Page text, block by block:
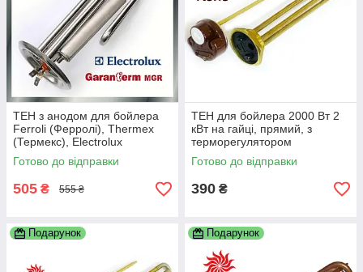
ТЕН з анодом для бойлера
Ferroli (Ферролі), Thermex
(Термекс), Electrolux
(Електролюкс), Garanterm
(Гарантерм) 1500 Вт
Готово до відправки
505 ₴ 555 ₴
ТЕН для бойлера 2000 Вт 2
кВт на гайці, прямий, з
терморегулятором
Готово до відправки
390 ₴
Подарунок Подарунок